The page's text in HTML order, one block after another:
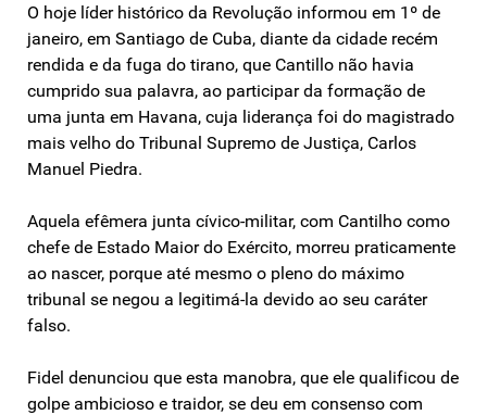
O hoje líder histórico da Revolução informou em 1º de
janeiro, em Santiago de Cuba, diante da cidade recém
rendida e da fuga do tirano, que Cantillo não havia
cumprido sua palavra, ao participar da formação de
uma junta em Havana, cuja liderança foi do magistrado
mais velho do Tribunal Supremo de Justiça, Carlos
Manuel Piedra.
Aquela efêmera junta cívico-militar, com Cantilho como
chefe de Estado Maior do Exército, morreu praticamente
ao nascer, porque até mesmo o pleno do máximo
tribunal se negou a legitimá-la devido ao seu caráter
falso.
Fidel denunciou que esta manobra, que ele qualificou de
golpe ambicioso e traidor, se deu em consenso com